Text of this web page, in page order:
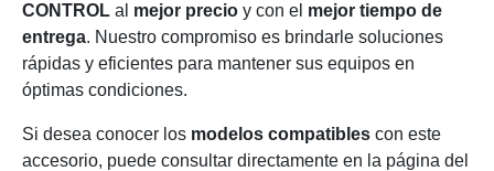
CONTROL al mejor precio y con el mejor tiempo de
entrega. Nuestro compromiso es brindarle soluciones
rápidas y eficientes para mantener sus equipos en
óptimas condiciones.
Si desea conocer los modelos compatibles con este
accesorio, puede consultar directamente en la página del